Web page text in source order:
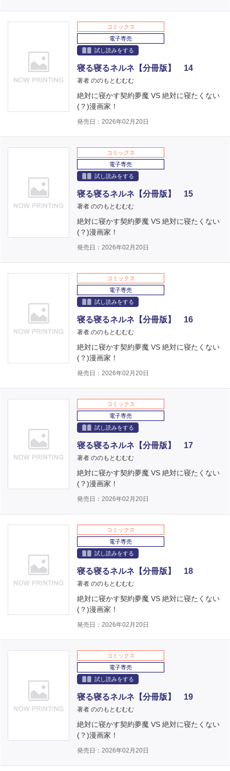
コミックス
電子専売
試し読みをする
寝る寝るネルネ【分冊版】 14
著者 ののもとむむむ
絶対に寝かす契約夢魔 VS 絶対に寝たくない
(？)漫画家！
発売日：2026年02月20日
コミックス
電子専売
試し読みをする
寝る寝るネルネ【分冊版】 15
著者 ののもとむむむ
絶対に寝かす契約夢魔 VS 絶対に寝たくない
(？)漫画家！
発売日：2026年02月20日
コミックス
電子専売
試し読みをする
寝る寝るネルネ【分冊版】 16
著者 ののもとむむむ
絶対に寝かす契約夢魔 VS 絶対に寝たくない
(？)漫画家！
発売日：2026年02月20日
コミックス
電子専売
試し読みをする
寝る寝るネルネ【分冊版】 17
著者 ののもとむむむ
絶対に寝かす契約夢魔 VS 絶対に寝たくない
(？)漫画家！
発売日：2026年02月20日
コミックス
電子専売
試し読みをする
寝る寝るネルネ【分冊版】 18
著者 ののもとむむむ
絶対に寝かす契約夢魔 VS 絶対に寝たくない
(？)漫画家！
発売日：2026年02月20日
コミックス
電子専売
試し読みをする
寝る寝るネルネ【分冊版】 19
著者 ののもとむむむ
絶対に寝かす契約夢魔 VS 絶対に寝たくない
(？)漫画家！
発売日：2026年02月20日